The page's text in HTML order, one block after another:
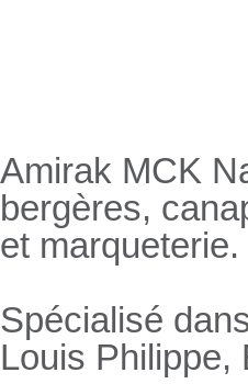
Amirak MCK
bergères,
et marqueterie.
Spécialisé
Louis Philippe,